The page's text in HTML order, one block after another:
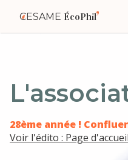
CESAME ÉcoPhil
28ème année !
Voir l'édito : Page d'accueil